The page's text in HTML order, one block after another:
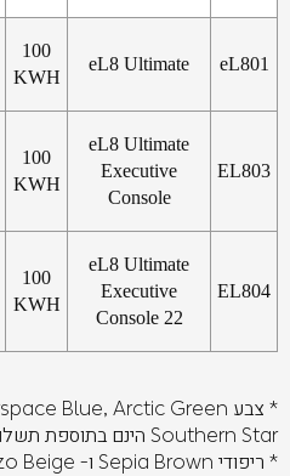
eL801
eL8 Ultimate
100
KWH
EL803
eL8 Ultimate
Executive
Console
100
KWH
EL804
eL8 Ultimate
Executive
Console 22
100
KWH